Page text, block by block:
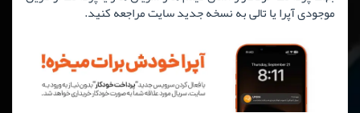
موجودی آپرا یا تالی به نسخه جدید سایت مراجعه کنید.